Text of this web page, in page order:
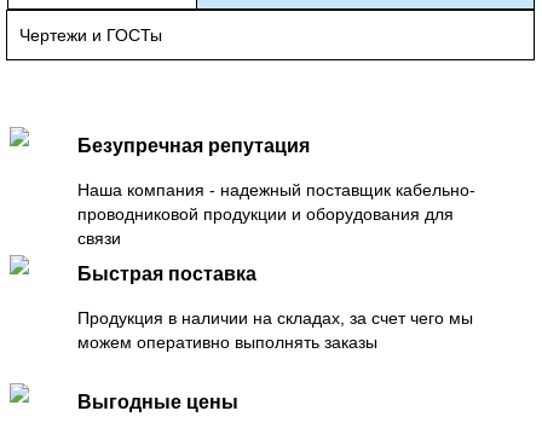
Чертежи и ГОСТы
Безупречная репутация
Наша компания - надежный поставщик кабельно-
проводниковой продукции и оборудования для
связи
Быстрая поставка
Продукция в наличии на складах, за счет чего мы
можем оперативно выполнять заказы
Выгодные цены